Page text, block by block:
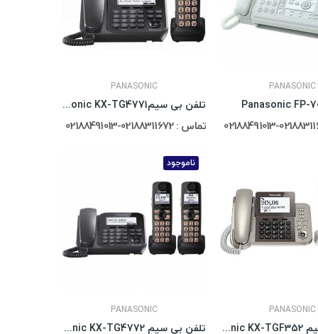
PANASONIC
PANASONIC
تلفن بی سیمPanasonic KX-TG4771
تماس : 02188311672-02188491013
PANASONIC
تلفن بی سیم Panasonic KX-TGF352
ناموجود
PANASONIC
تلفن بی سیم Panasonic KX-TG4772